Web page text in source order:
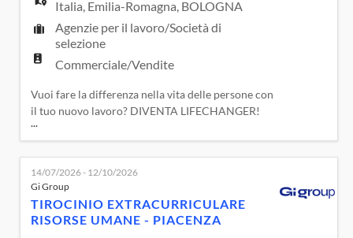
lavoro
il
CV
Login
Italia, Emilia-Romagna, BOLOGNA
Agenzie per il lavoro/Società di
selezione
Commerciale/Vendite
Vuoi fare la differenza nella vita delle persone con
il tuo nuovo lavoro? DIVENTA LIFECHANGER!
Avrai la possibilità di farlo in una realtà attenta a
promuovere e garantire il Lavoro Sostenibile,
l'Equità, Diversità e Inclusione delle persone con
un'attenzione particolare alla Parità di Genere.
Una realtà che fa dei valori di Cura, Passione,
Collab
...
14/07/2026 - 12/10/2026
Gi Group
TIROCINIO EXTRACURRICULARE
RISORSE UMANE - PIACENZA